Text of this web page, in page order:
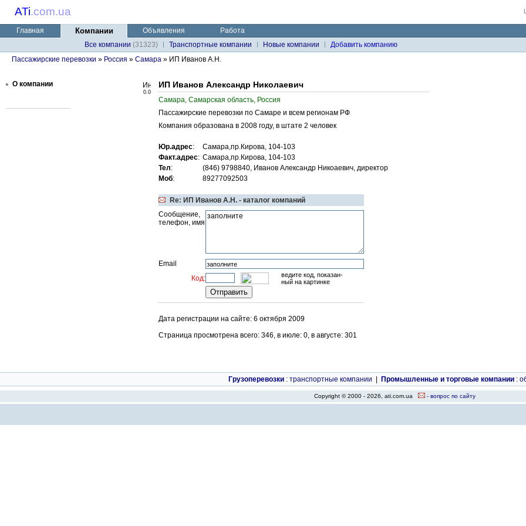
ATi.com.ua
Главная Компании Объявления
Работа
Все компании (31323) Транспортные компании Новые компании
Добавить компанию
Пассажирские перевозки » Россия » Самара » ИП Иванов А.Н.
• О компании
0.0
ИП Иванов Александр Николаевич
Самара, Самарская область, Россия
Пассажирские перевозки по Самаре и всем регионам РФ
Компания образована в 2008 году, в штате 2 человек
Юр.адрес:
Самара,пр.Кирова, 104-103
Факт.адрес: Самара,пр.Кирова, 104-103
Тел:
(846) 9798840, Иванов Александр Никоаевич, директор
Моб: 89277092503
Re: ИП Иванов А.Н. - каталог компаний
Сообщение,
телефон, имя
Email
Код:
ведите код, показан-
ный на картинке
Дата регистрации на сайте: 6 октября 2009
Страница просмотрена всего: 346, в июле: 0, в августе: 301
Грузоперевозки : транспортные компании Промышленные и торговые компании :
Copyright © 2000 - 2026, ati.com.ua - вопрос по сайту